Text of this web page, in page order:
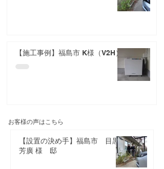
【施工事例】福島市 K様（V2H）
お客様の声はこちら
【設置の決め手】福島市 目黒
芳廣 様 邸